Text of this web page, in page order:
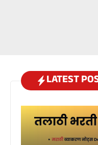
LATEST